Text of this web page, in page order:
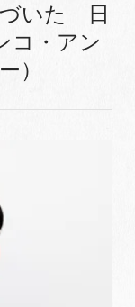
づいた 日
コ・アン
）